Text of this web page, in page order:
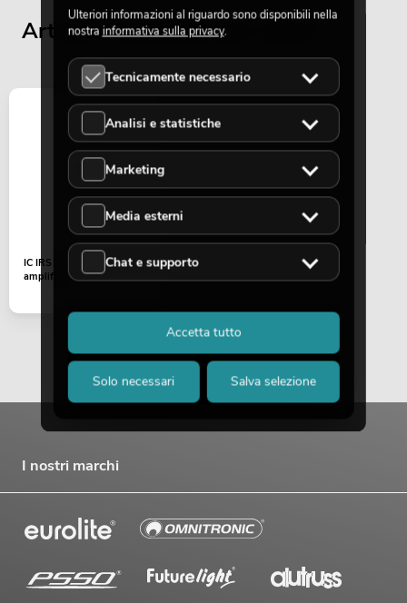
No. 20000456Articolo non disponibile
PSSO PA Set PRO M MK2
No. 20000457Articolo non disponibile
Articoli visualizzati per ultimi
IC IRS 2092 SPBF Class D
amplifier
I nostri marchi
Ulteriori informazioni al riguardo sono disponibili nella
nostra informativa sulla privacy.
Tecnicamente necessario
Analisi e statistiche
Marketing
Media esterni
Chat e supporto
Solo necessari Salva selezione
Accetta tutto